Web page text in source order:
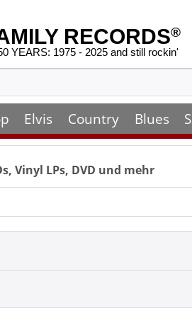
RECORDS®
YEARS: 1975 - 2025 and still rockin'
Elvis Country Blues
Vinyl LPs, DVD und mehr